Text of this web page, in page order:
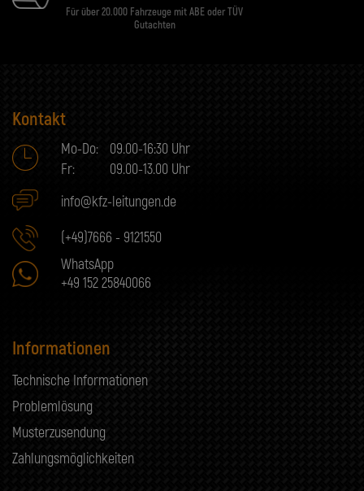
Für über 20.000 Fahrzeuge mit ABE oder TÜV
Gutachten
Kontakt
Mo-Do:
09.00-16:30 Uhr
Fr:
09.00-13.00 Uhr
info@kfz-leitungen.de
(+49)7666 - 9121550
WhatsApp
+49 152 25840066
Informationen
Technische Informationen
Problemlösung
Musterzusendung
Zahlungsmöglichkeiten